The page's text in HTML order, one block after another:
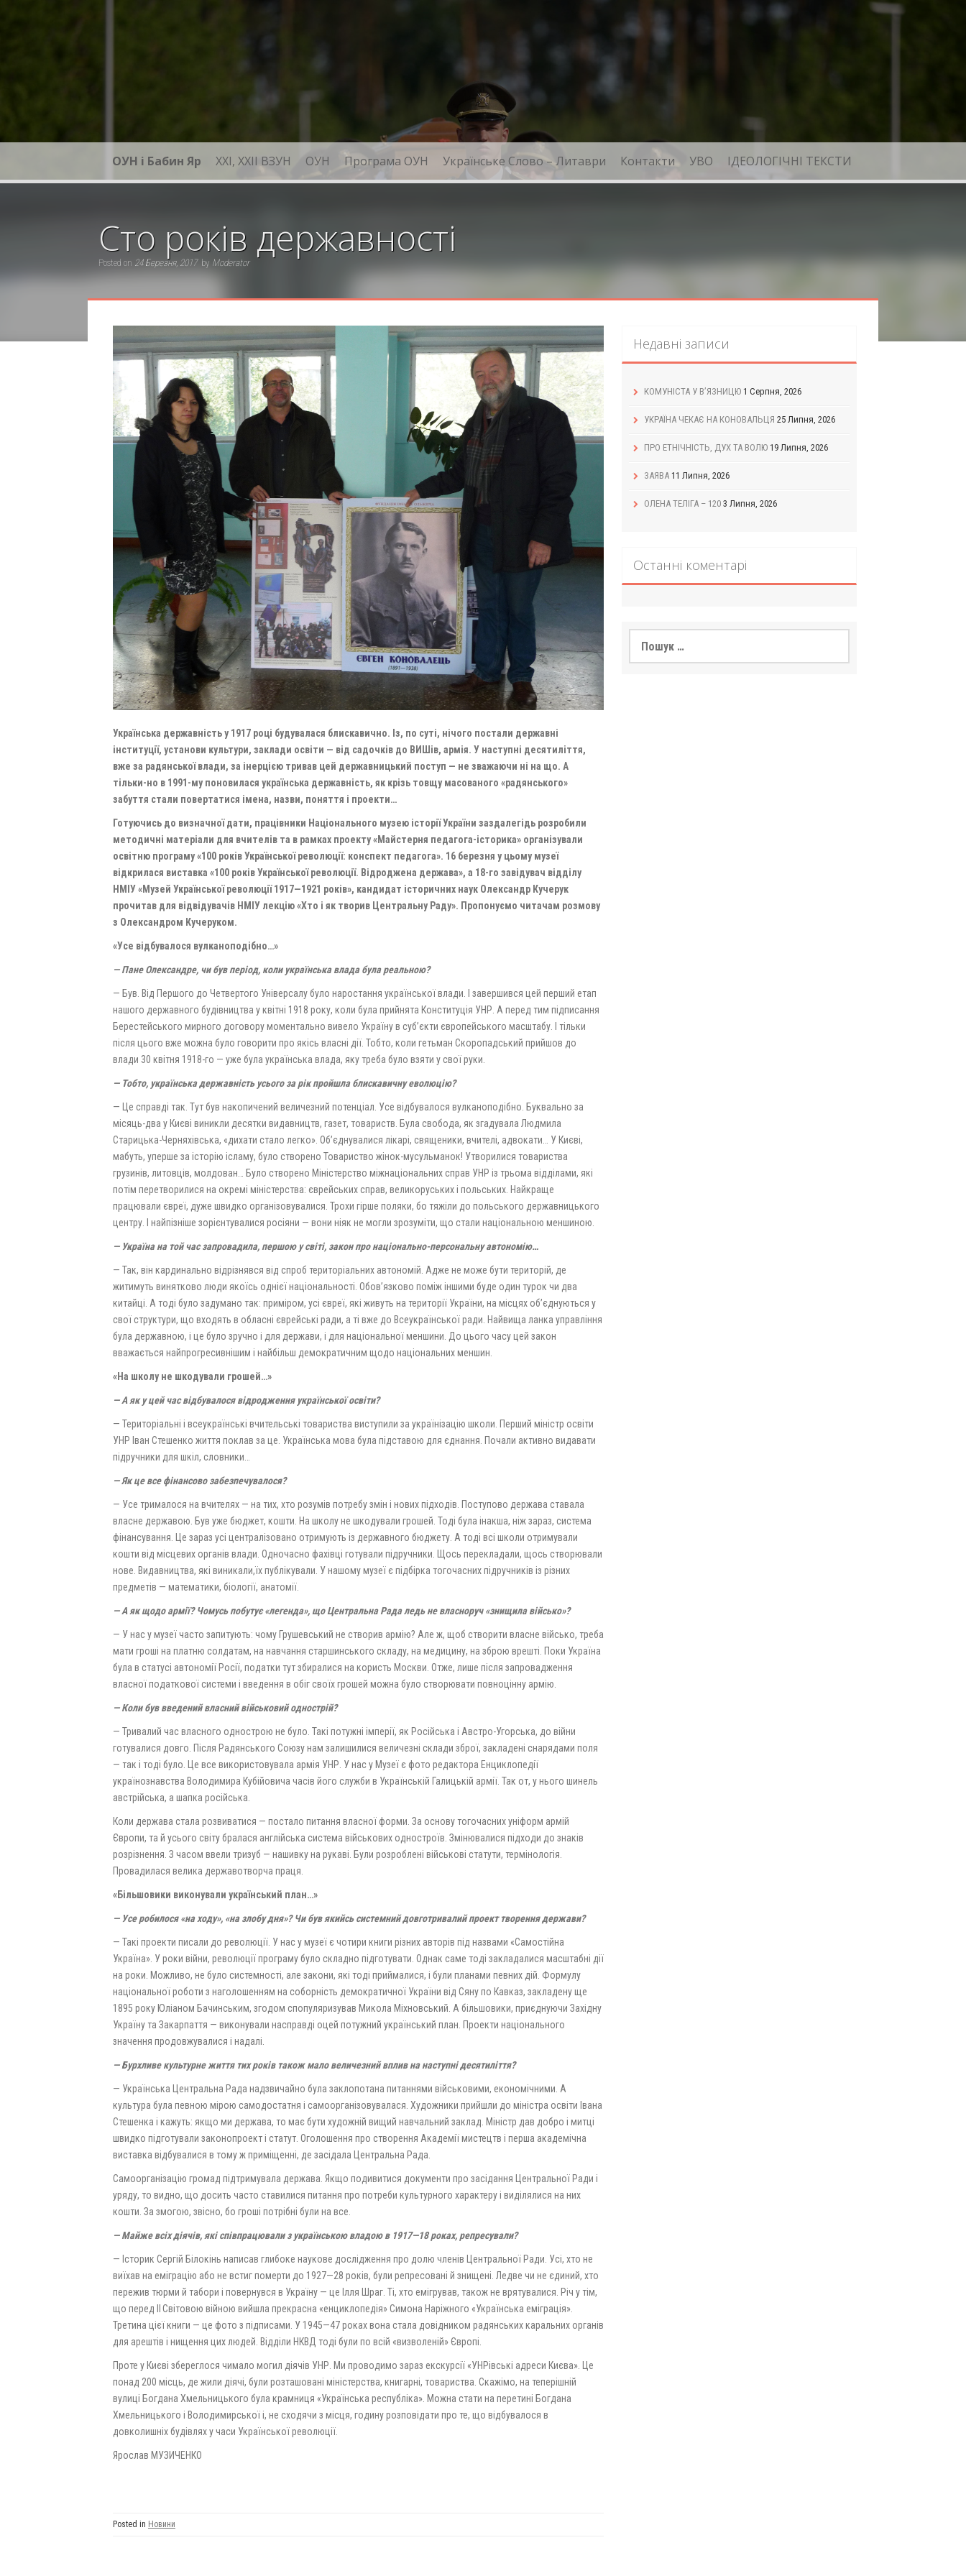
ОУН і Бабин Яр XXI, ХХІІ ВЗУН ОУН Програма ОУН Українське Слово – Литаври Контакти УВО ІДЕОЛОГІЧНІ ТЕКСТИ
Сто років державності
Posted on 24 Березня, 2017 by Moderator
Українська державність у 1917 році будувалася блискавично. Із, по суті, нічого постали державні
інституції, установи культури, заклади освіти — від садочків до ВИШів, армія. У наступні десятиліття,
вже за радянської влади, за інерцією тривав цей державницький поступ — не зважаючи ні на що. А
тільки-но в 1991-му поновилася українська державність, як крізь товщу масованого «радянського»
забуття стали повертатися імена, назви, поняття і проекти…
Готуючись до визначної дати, працівники Національного музею історії України заздалегідь розробили
методичні матеріали для вчителів та в рамках проекту «Майстерня педагога-історика» організували
освітню програму «100 років Української революції: конспект педагога». 16 березня у цьому музеї
відкрилася виставка «100 років Української революції. Відроджена держава», а 18-го завідувач відділу
НМІУ «Музей Української революції 1917—1921 років», кандидат історичних наук Олександр Кучерук
прочитав для відвідувачів НМІУ лекцію «Хто і як творив Центральну Раду». Пропонуємо читачам розмову
з Олександром Кучеруком.
«Усе відбувалося вулканоподібно…»
— Пане Олександре, чи був період, коли українська влада була реальною?
— Був. Від Першого до Четвертого Універсалу було наро­стання української влади. І завершився цей перший етап
нашого державного будівництва у квітні 1918 року, коли була прийнята Конституція УНР. А перед тим підписання
Берестейського мирного договору моментально вивело Україну в суб’єкти європейського масштабу. І тільки
після цього вже можна було говорити про якісь власні дії. Тобто, коли гетьман Скоропадський прийшов до
влади 30 квітня 1918-го — уже була українська влада, яку треба було взяти у свої руки.
— Тобто, українська державність усього за рік пройшла блискавичну еволюцію?
— Це справді так. Тут був накопичений величезний потенціал. Усе відбувалося вулканоподібно. Буквально за
місяць-два у Києві виникли десятки видавництв, газет, това­риств. Була свобода, як зга­дувала Людмила
Старицька-Чер­няхівська, «дихати стало легко». Об’єднувалися лікарі, священики, вчителі, адвокати… У Києві,
мабуть, уперше за історію ісламу, було створено Товариство жінок-мусульманок! Утворилися товариства
грузинів, литовців, молдован… Було створено Міністерство міжнаціональних справ УНР із трьома відділами, які
потім перетворилися на окремі міні­стерства: єврейських справ, великоруських і польських. Найкраще
працювали євреї, дуже швидко організовувалися. Трохи гірше поляки, бо тяжіли до польського державницького
центру. І найпізніше зорієнтувалися росіяни — вони ніяк не могли зрозуміти, що стали національною меншиною.
— Україна на той час запровадила, першою у світі, закон про національно-персональну автономію…
— Так, він кардинально відрізнявся від спроб територіальних автономій. Адже не може бути територій, де
житимуть винятково люди якоїсь однієї національності. Обов’язково поміж іншими буде один турок чи два
китайці. А тоді було задумано так: приміром, усі євреї, які живуть на території України, на місцях об’єднуються у
свої структури, що входять в обласні єврейські ради, а ті вже до Всеукраїнської ради. Найвища ланка управління
була державною, і це було зручно і для держави, і для національної меншини. До цього часу цей закон
вважається найпрогресивнішим і найбільш демократичним щодо національних меншин.
«На школу не шкодували грошей…»
— А як у цей час відбувалося відродження української освіти?
— Територіальні і всеукраїнські вчительські товари­ства виступили за українізацію школи. Перший міністр освіти
УНР Іван Стешенко життя поклав за це. Українська мова була підставою для єднання. Почали активно видавати
підручники для шкіл, словники…
— Як це все фінансово забезпечувалося?
— Усе трималося на вчителях — на тих, хто розумів потребу змін і нових підходів. Поступово держава ставала
власне державою. Був уже бюджет, кошти. На школу не шкодували грошей. Тоді була інакша, ніж зараз, система
фінансування. Це зараз усі централізовано отримують із державного бюджету. А тоді всі школи отримували
кошти від місцевих органів влади. Одночасно фахівці готували підручники. Щось перекладали, щось створювали
нове. Видавництва, які виникали,їх публікували. У нашому музеї є підбірка тогочасних підручників із різних
предметів — математики, біології, анатомії.
— А як щодо армії? Чомусь побутує «легенда», що Центральна Рада ледь не власноруч «знищила військо»?
— У нас у музеї часто запитують: чому Грушевський не створив армію? Але ж, щоб створити власне військо, треба
мати гроші на платню солдатам, на навчання старшинського складу, на медицину, на зброю врешті. Поки Україна
була в статусі автономії Росії, податки тут збиралися на користь Москви. Отже, лише після запрова­дження
власної податкової си­стеми і введення в обіг своїх грошей можна було створювати повноцінну армію.
— Коли був введений власний військовий однострій?
— Тривалий час власного однострою не було. Такі потужні імперії, як Російська і Австро-Угорська, до війни
готувалися довго. Після Радянського Союзу нам залишилися величезні склади зброї, закладені снарядами поля
— так і тоді було. Це все використовувала армія УНР. У нас у Музеї є фото редактора Енциклопедії
українознавства Володимира Кубі­йовича часів його служби в Українській Галицькій армії. Так от, у нього шинель
австрійська, а шапка російська.
Коли держава стала розвиватися — постало питання власної форми. За основу тогочасних уніформ армій
Європи, та й усього світу бралася англійська система військових одностроїв. Змінювалися підходи до знаків
розрізнення. З часом ввели тризуб — нашивку на рукаві. Були розроблені військові статути, термінологія.
Провадилася велика державотворча праця.
«Більшовики виконували український план…»
— Усе робилося «на ходу», «на злобу дня»? Чи був якийсь системний довготривалий проект творення держави?
— Такі проекти писали до революції. У нас у музеї є чотири книги різних авторів під назвами «Самостійна
Україна». У роки війни, революції програму було складно підготувати. Однак саме тоді закладалися масштабні дії
на роки. Можливо, не було системності, але закони, які тоді приймалися, і були планами певних дій. Формулу
національної роботи з наголошенням на соборність демократичної України від Сяну по Кавказ, закладену ще
1895 року Юліаном Бачинським, згодом спопуляризував Микола Міхновський. А більшовики, приєднуючи Західну
Україну та Закарпаття — виконували насправді оцей потужний український план. Проекти національного
значення продовжувалися і надалі.
— Бурхливе культурне життя тих років також мало величезний вплив на наступні десятиліття?
— Українська Центральна Рада надзвичайно була заклопотана питаннями військовими, економічними. А
культура була певною мірою самодостатня і самоорганізовувалася. Художники прийшли до міністра освіти Івана
Стешенка і кажуть: якщо ми держава, то має бути художній вищий навчальний заклад. Міністр дав добро і митці
швидко підготували законопроект і статут. Оголошення про створення Академії мистецтв і перша академічна
виставка відбувалися в тому ж приміщенні, де засідала Центральна Рада.
Самоорганізацію громад підтримувала держава. Якщо подивитися документи про засідання Центральної Ради і
уряду, то видно, що досить часто ставилися питання про потреби культурного характеру і виділялися на них
кошти. За змогою, звісно, бо гроші потрібні були на все.
— Майже всіх діячів, які співпрацювали з українською владою в 1917—18 роках, репресували?
— Історик Сергій Білокінь написав глибоке наукове дослідження про долю членів Центральної Ради. Усі, хто не
виїхав на еміграцію або не встиг померти до 1927—28 років, були репресовані й знищені. Ледве чи не єдиний, хто
пережив тюрми й табори і повернувся в Україну — це Ілля Шраг. Ті, хто емігрував, також не врятувалися. Річ у тім,
що перед ІІ Світовою війною вийшла прекрасна «енциклопедія» Симона Наріжного «Українська еміграція».
Третина цієї книги — це фото з підписами. У 1945—47 роках вона стала довідником радянських каральних органів
для арештів і нищення цих людей. Відділи НКВД тоді були по всій «визволеній» Європі.
Проте у Києві збереглося чимало могил діячів УНР. Ми проводимо зараз екскурсії «УНРівські адреси Києва». Це
понад 200 місць, де жили діячі, були розташовані міністерства, книгарні, товариства. Скажімо, на теперішній
вулиці Богдана Хмельницького була крамниця «Українська республіка». Можна стати на перетині Богдана
Хмельницького і Володимирської і, не сходячи з місця, годину розповідати про те, що відбувалося в
довколишніх будівлях у часи Української революції.
Ярослав МУЗИЧЕНКО
Posted in Новини
Недавні записи
КОМУНІСТА У В’ЯЗНИЦЮ 1 Серпня, 2026
УКРАЇНА ЧЕКАЄ НА КОНОВАЛЬЦЯ 25 Липня, 2026
ПРО ЕТНІЧНІСТЬ, ДУХ ТА ВОЛЮ 19 Липня, 2026
ЗАЯВА 11 Липня, 2026
ОЛЕНА ТЕЛІГА – 120 3 Липня, 2026
Останні коментарі